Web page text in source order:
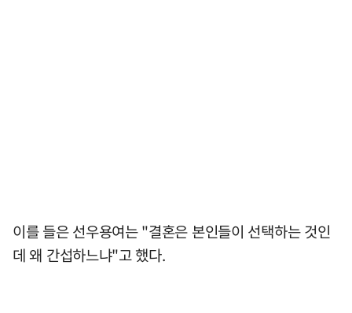
이를 들은 선우용여는 "결혼은 본인들이 선택하는 것인
데 왜 간섭하느냐"고 했다.